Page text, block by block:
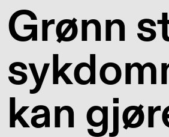
Grønn
kan